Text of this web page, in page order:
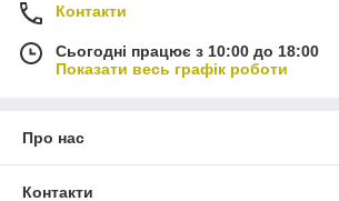
Контакти
Сьогодні працює з 10:00 до 18:00
Показати весь графік роботи
Про нас
Контакти